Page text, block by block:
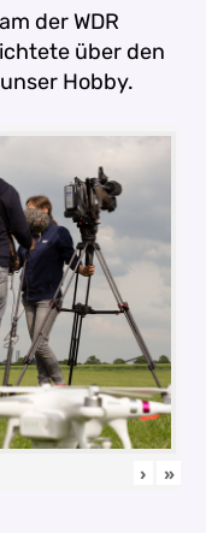
der WDR
über den
Hobby.
› »